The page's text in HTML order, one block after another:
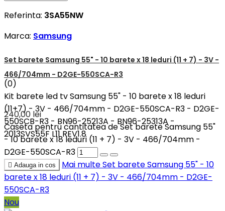
Referinta: 3SA55NW
Marca: Samsung
Set barete Samsung 55" - 10 barete x 18 leduri (11 + 7) - 3V -
466/704mm - D2GE-550SCA-R3
(0)
Kit barete led tv Samsung 55" - 10 barete x 18 leduri
(11+7) - 3V - 466/704mm - D2GE-550SCA-R3 - D2GE-
550SCB-R3 - BN96-25213A - BN96-25313A -
2013SVS55F L11 REV1.8
240,00 lei
Caseta pentru cantitatea de Set barete Samsung 55"
- 10 barete x 18 leduri (11 + 7) - 3V - 466/704mm -
D2GE-550SCA-R3
 Adauga in cos Mai multeSet barete Samsung 55" - 10
barete x 18 leduri (11 + 7) - 3V - 466/704mm - D2GE-
550SCA-R3
Nou